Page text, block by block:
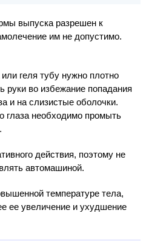
выпуска разрешен к
им не допустимо.
геля тубу нужно плотно
во избежание попадания
и на слизистые оболочки.
глаза необходимо промыть
действия, поэтому не
автомашиной.
температуре тела,
ее увеличение и ухудшение